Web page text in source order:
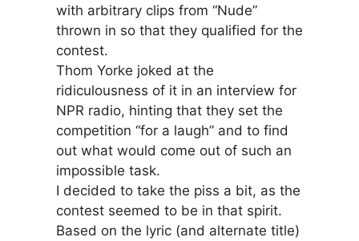
with arbitrary clips from “Nude”
thrown in so that they qualified for the
contest.
Thom Yorke joked at the
ridiculousness of it in an interview for
NPR radio, hinting that they set the
competition “for a laugh” and to find
out what would come out of such an
impossible task.
I decided to take the piss a bit, as the
contest seemed to be in that spirit.
Based on the lyric (and alternate title)